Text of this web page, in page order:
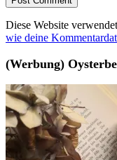
Diese Website
wie deine
(Werbung)